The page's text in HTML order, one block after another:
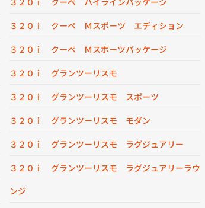
３２０ｉ クーペ Ｍスポーツ エディション
３２０ｉ クーペ Ｍスポーツパッケージ
３２０ｉ グランツーリスモ
３２０ｉ グランツーリスモ スポーツ
３２０ｉ グランツーリスモ モダン
３２０ｉ グランツーリスモ ラグジュアリー
３２０ｉ グランツーリスモ ラグジュアリーラウ
ンジ